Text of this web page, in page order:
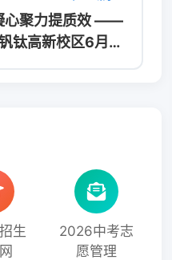
生
2026中考志
愿管理
心聚力提质效 ——
钛高新校区6月专